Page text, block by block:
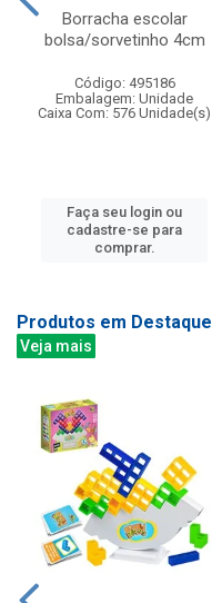
Borracha escolar
bolsa/sorvetinho 4cm
Código: 495186
Embalagem: Unidade
Caixa Com: 576 Unidade(s)
Faça seu login ou
cadastre-se para
comprar.
Produtos em Destaque
Veja mais